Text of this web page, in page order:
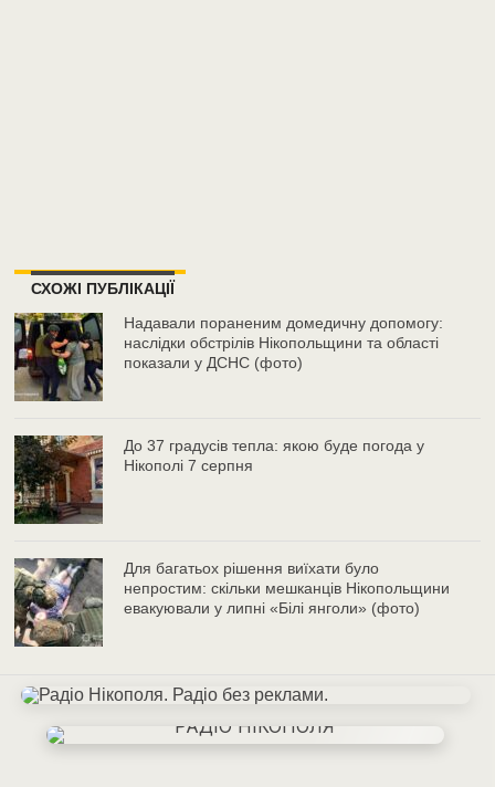
СХОЖІ ПУБЛІКАЦІЇ
Надавали пораненим домедичну допомогу:
наслідки обстрілів Нікопольщини та області
показали у ДСНС (фото)
До 37 градусів тепла: якою буде погода у
Нікополі 7 серпня
Для багатьох рішення виїхати було
непростим: скільки мешканців Нікопольщини
евакуювали у липні «Білі янголи» (фото)